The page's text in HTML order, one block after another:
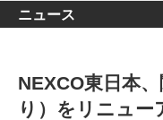
ニュース
NEXCO東日本
り）をリニュー